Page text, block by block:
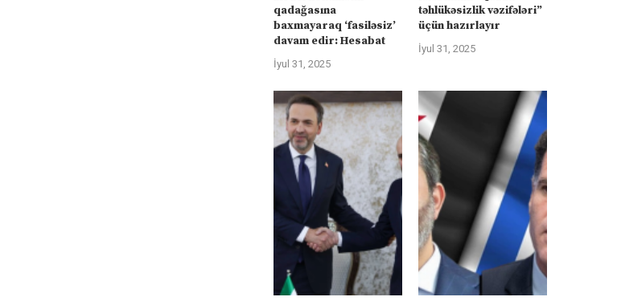
qadağasına
baxmayaraq ‘fasiləsiz’
davam edir: Hesabat
İyul 31, 2025
təhlükəsizlik vəzifələri”
üçün hazırlayır
İyul 31, 2025